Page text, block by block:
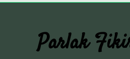
Parlak